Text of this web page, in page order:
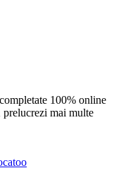
100% online
mai multe